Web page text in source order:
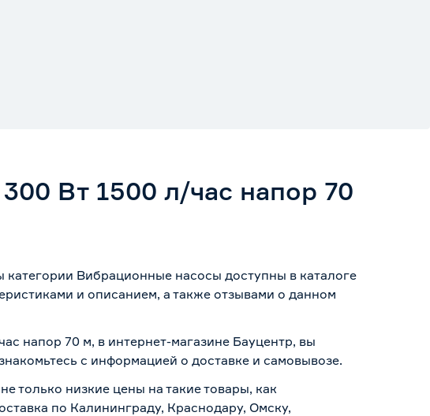
Вт 1500 л/час напор 70
Вибрационные насосы доступны в каталоге
и описанием, а также отзывами о данном
напор 70 м, в интернет-магазине Бауцентр, вы
с информацией о доставке и самовывозе.
только низкие цены на такие товары, как
по Калининграду, Краснодару, Омску,